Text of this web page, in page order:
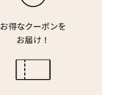
お得なクーポンを
お届け！